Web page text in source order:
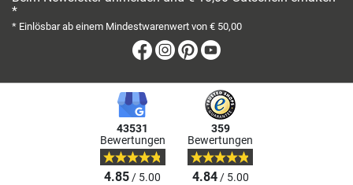
*
* Einlösbar ab einem Mindestwarenwert von € 50,00
Facebook
Instagram
Pinterest
43531
Bewertungen
4.85/ 5.00
359
Bewertungen
4.84/ 5.00